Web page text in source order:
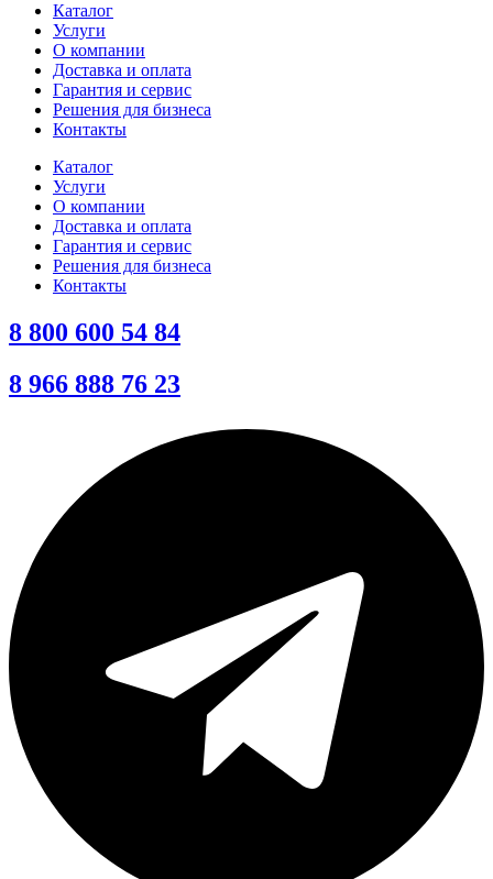
Каталог
Услуги
О компании
Доставка и оплата
Гарантия и сервис
Решения для бизнеса
Контакты
Каталог
Услуги
О компании
Доставка и оплата
Гарантия и сервис
Решения для бизнеса
Контакты
8 800 600 54 84
8 966 888 76 23